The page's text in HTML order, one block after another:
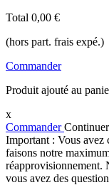
Total 0,00 €
(hors part. frais expé.)
Commander
Produit ajouté au
x
Commander
Important : Vous avez
faisons notre
réapprovisionnement.
vous avez des